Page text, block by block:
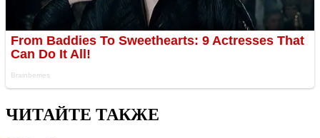
ЧИТАЙТЕ ТАКЖЕ